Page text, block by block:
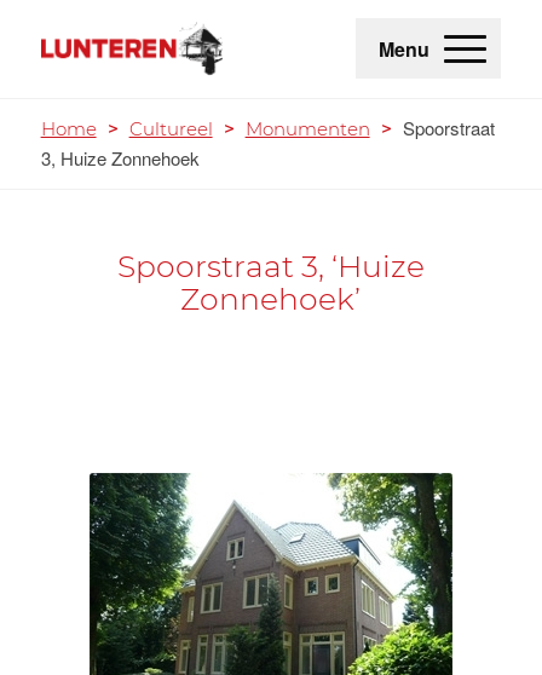
Menu
Home > Cultureel > Monumenten > Spoorstraat
3, Huize Zonnehoek
Spoorstraat 3, ‘Huize
Zonnehoek’